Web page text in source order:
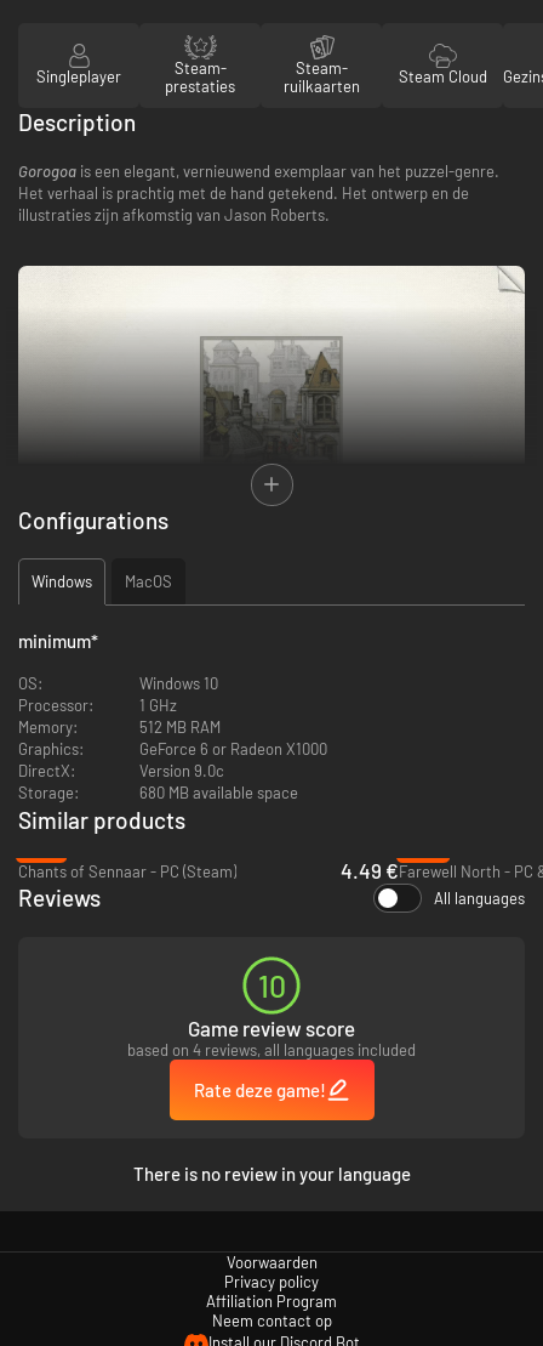
Singleplayer
Steam-
prestaties
Steam-
ruilkaarten
Steam Cloud
Description
Gorogoa is een elegant, vernieuwend exemplaar van het puzzel-genre.
Het verhaal is prachtig met de hand getekend. Het ontwerp en de
illustraties zijn afkomstig van Jason Roberts.
De gameplay van
fantasierijke wijzen om zo puzzels op te lossen. Zo mooi in zijn eenvoud
en tegelijkertijd zo bevredigend in zijn complexiteit.
PRACHTIG HANDGETEKENDE GAMEPLAY
Gorogoa's verhaallijn.
Configurations
Windows MacOS
minimum*
OS:
Windows 10
Processor:
1 GHz
Memory:
512 MB RAM
Graphics:
GeForce 6 or Radeon X1000
DirectX:
Version 9.0c
Storage:
680 MB available space
Similar products
Chants of Sennaar - PC (Steam)
4.49 €Farewell North - PC
Reviews All languages
10
Game review score
based on 4 reviews, all languages included
Rate deze game!
There is no review in your language
Voorwaarden
Privacy policy
Affiliation Program
Neem contact op
Install our Discord Bot